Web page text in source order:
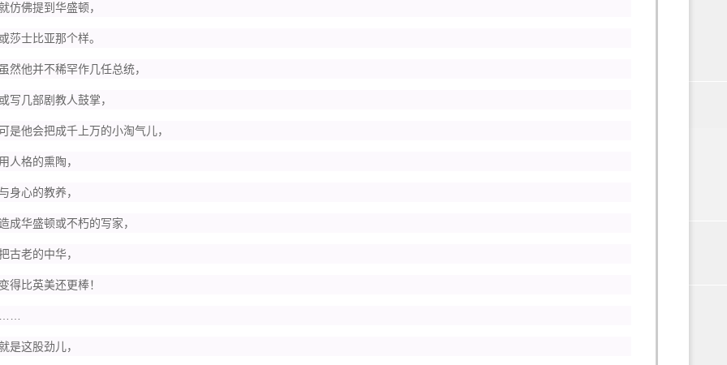
佛提到华盛顿，
士比亚那个样。
他并不稀罕作几任总统，
几部剧教人鼓掌，
他会把成千上万的小淘气儿，
格的熏陶，
心的教养，
华盛顿或不朽的写家，
老的中华，
比英美还更棒！
这股劲儿，